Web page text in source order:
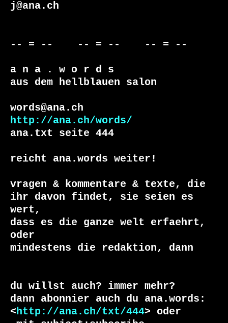
j@ana.ch
-- = --    -- = --    -- = --
a n a . w o r d s
aus dem hellblauen salon
http://ana.ch/words/
ana.txt seite 444
reicht ana.words weiter!
vragen & kommentare & texte, die
ihr davon findet, sie seien es
wert,
dass es die ganze welt erfaehrt,
oder
du willst auch? immer mehr?
dann abonnier auch du ana.words:
<http://ana.ch/txt/444